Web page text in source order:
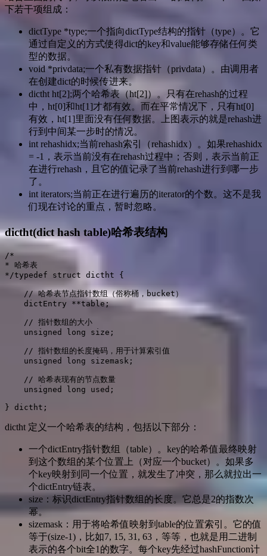
下若干项组成：
dictType *type;一个指向dictType结构的指针（type）。它
通过自定义的方式使得dict的key和value能够存储任何类
型的数据。
void *privdata;一个私有数据指针（privdata）。由调用者
在创建dict的时候传进来。
dictht ht[2];两个哈希表（ht[2]）。只有在rehash的过程
中，ht[0]和ht[1]才都有效。而在平常情况下，只有ht[0]
有效，ht[1]里面没有任何数据。上图表示的就是rehash进
行到中间某一步时的情况。
int rehashidx;当前rehash索引（rehashidx）。如果rehashidx
= -1，表示当前没有在rehash过程中；否则，表示当前正
在进行rehash，且它的值记录了当前rehash进行到哪一步
了。
int iterators;当前正在进行遍历的iterator的个数。这不是我
们现在讨论的重点，暂时忽略。
dictht(dict hash table)哈希表结构
/*
* 哈希表
*/typedef struct dictht {
    // 哈希表节点指针数组（俗称桶，bucket）
    dictEntry **table;
    // 指针数组的大小
    unsigned long size;
    // 指针数组的长度掩码，用于计算索引值
    unsigned long sizemask;
    // 哈希表现有的节点数量
    unsigned long used;
} dictht;
dictht 定义一个哈希表的结构，包括以下部分：
一个dictEntry指针数组（table）。key的哈希值最终映射
到这个数组的某个位置上（对应一个bucket）。如果多
个key映射到同一个位置，就发生了冲突，那么就拉出一
个dictEntry链表。
size：标识dictEntry指针数组的长度。它总是2的指数次
幂。
sizemask：用于将哈希值映射到table的位置索引。它的值
等于(size-1)，比如7, 15, 31, 63，等等，也就是用二进制
表示的各个bit全1的数字。每个key先经过hashFunction计